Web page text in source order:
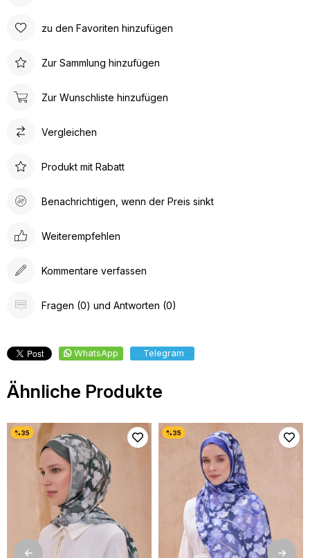
zu den Favoriten hinzufügen
Zur Sammlung hinzufügen
Zur Wunschliste hinzufügen
Vergleichen
Produkt mit Rabatt
Benachrichtigen, wenn der Preis sinkt
Weiterempfehlen
Kommentare verfassen
Fragen (0) und Antworten (0)
WhatsApp Telegram
Ähnliche Produkte